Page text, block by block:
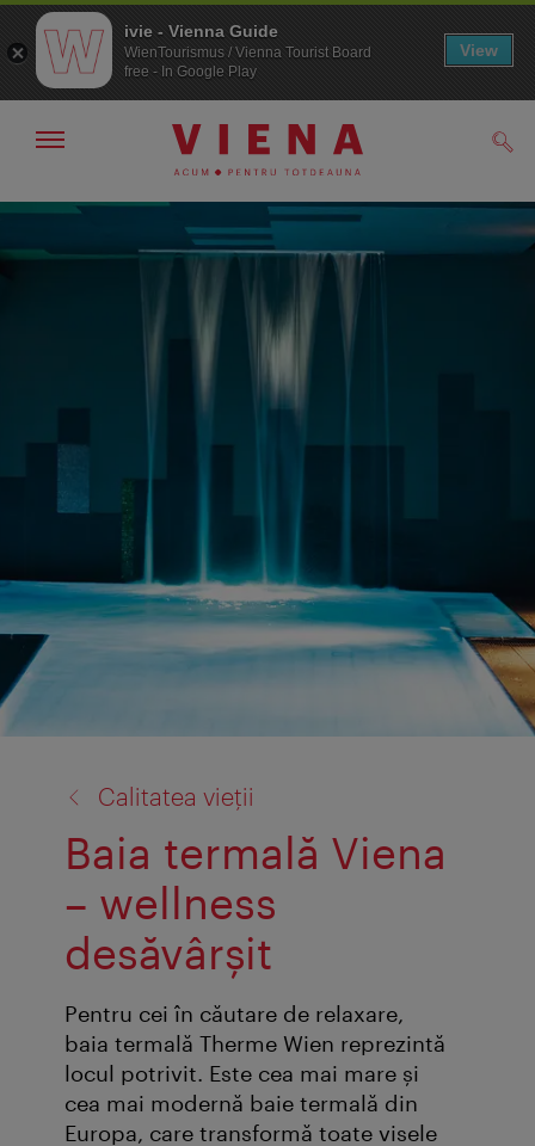
Către
Către
Arată/ascunde
Calitatea vieții
Baia termală Viena
– wellness
desăvârşit
Pentru cei în căutare de relaxare,
baia termală Therme Wien reprezintă
locul potrivit. Este cea mai mare şi
cea mai modernă baie termală din
Europa, care transformă toate visele
ivie - Vienna Guide
WienTourismus / Vienna Tourist Board
free - In Google Play
View